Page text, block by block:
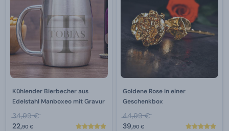
Kühlender Bierbecher aus
Edelstahl Manboxeo mit Gravur
34,99 €
22,90 €
Goldene Rose in einer
Geschenkbox
44,99 €
39,90 €